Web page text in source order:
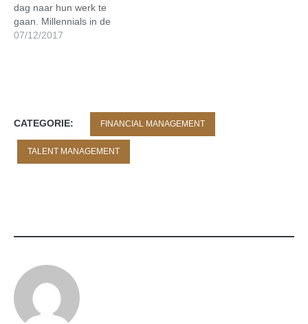
dag naar hun werk te
gaan. Millennials in de
Verenigde Staten blijken
nieuw rapport van het
07/12/2017
CATEGORIE: FINANCIAL MANAGEMENT
TALENT MANAGEMENT
CEO
CFO